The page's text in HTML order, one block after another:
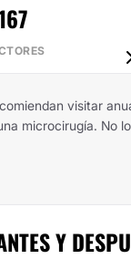
visitar
microcirugía. No
Y